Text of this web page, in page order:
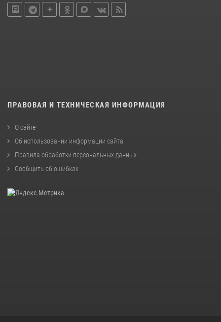
ПРАВОВАЯ И ТЕХНИЧЕСКАЯ ИНФОРМАЦИЯ
О сайте
Об использовании информации сайта
Правила обработки персональных данных
Сообщить об ошибках